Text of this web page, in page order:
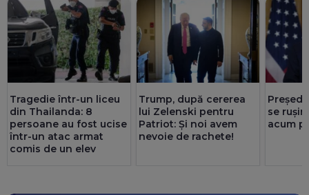
Tragedie într-un liceu
din Thailanda: 8
persoane au fost ucise
într-un atac armat
comis de un elev
Trump, după cererea
lui Zelenski pentru
Patriot: Și noi avem
nevoie de rachete!
se
acum